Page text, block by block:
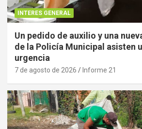
INTERES GENERAL
Un pedido de auxilio y una
de la Policía Municipal asisten
urgencia
7 de agosto de 2026 Informe 21